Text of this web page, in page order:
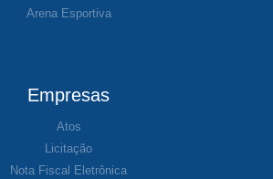
Arena Esportiva
Empresas
Atos
Licitação
Nota Fiscal Eletrônica